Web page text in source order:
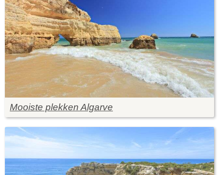
Mooiste plekken Algarve